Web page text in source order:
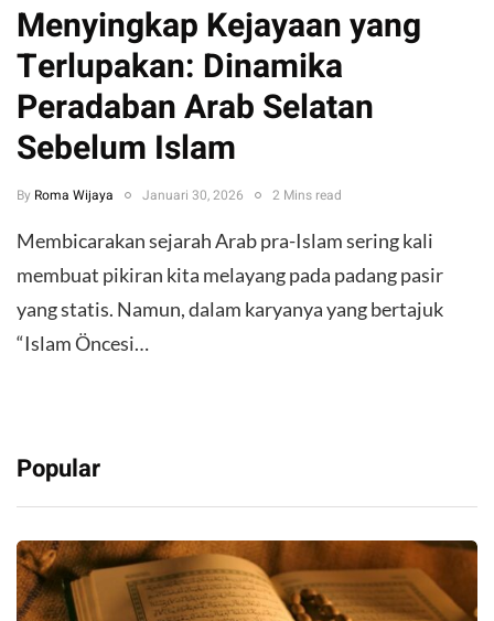
Menyingkap Kejayaan yang
Terlupakan: Dinamika
Peradaban Arab Selatan
Sebelum Islam
By Roma Wijaya Januari 30, 2026 2 Mins read
Membicarakan sejarah Arab pra-Islam sering kali
membuat pikiran kita melayang pada padang pasir
yang statis. Namun, dalam karyanya yang bertajuk
“Islam Öncesi…
Popular